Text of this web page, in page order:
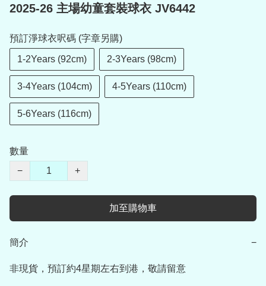
2025-26 主場幼童套裝球衣 JV6442
預訂淨球衣呎碼 (字章另購)
1-2Years (92cm) 2-3Years (98cm)
3-4Years (104cm) 4-5Years (110cm)
5-6Years (116cm)
數量
−
+
加至購物車
簡介 −
非現貨，預訂約4星期左右到港，敬請留意